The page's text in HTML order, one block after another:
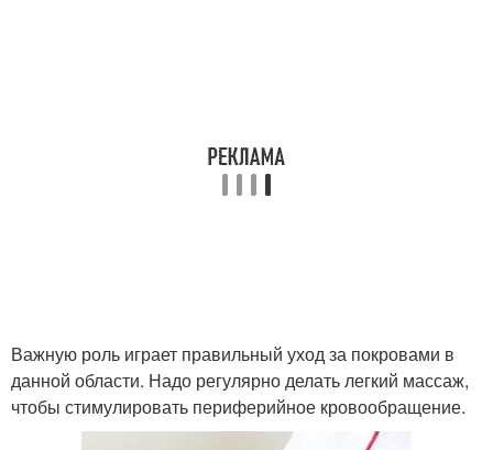
Важную роль играет правильный уход за покровами в
данной области. Надо регулярно делать легкий массаж,
чтобы стимулировать периферийное кровообращение.